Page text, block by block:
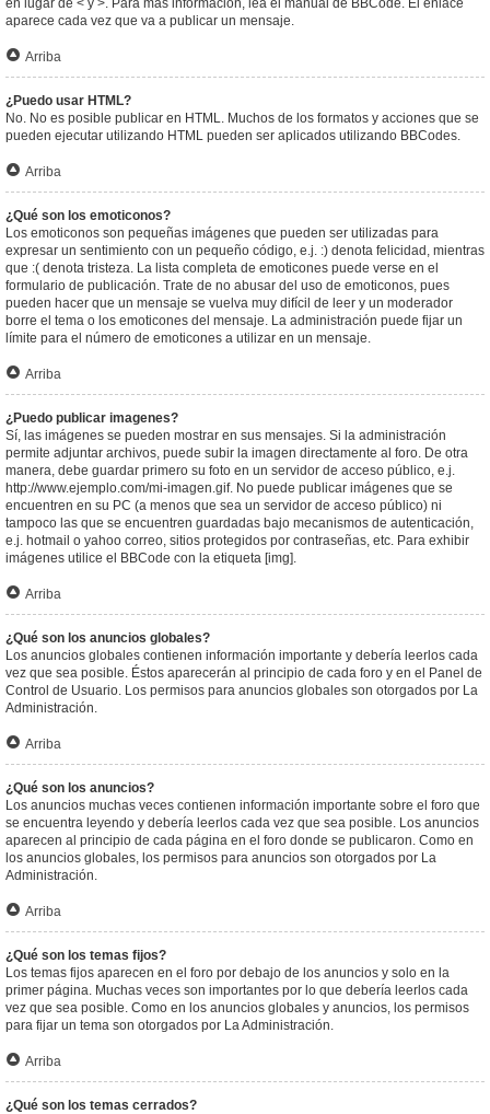
en lugar de < y >. Para más información, lea el manual de BBCode. El enlace
aparece cada vez que va a publicar un mensaje.
Arriba
¿Puedo usar HTML?
No. No es posible publicar en HTML. Muchos de los formatos y acciones que se
pueden ejecutar utilizando HTML pueden ser aplicados utilizando BBCodes.
Arriba
¿Qué son los emoticonos?
Los emoticonos son pequeñas imágenes que pueden ser utilizadas para
expresar un sentimiento con un pequeño código, e.j. :) denota felicidad, mientras
que :( denota tristeza. La lista completa de emoticones puede verse en el
formulario de publicación. Trate de no abusar del uso de emoticonos, pues
pueden hacer que un mensaje se vuelva muy difícil de leer y un moderador
borre el tema o los emoticones del mensaje. La administración puede fijar un
límite para el número de emoticones a utilizar en un mensaje.
Arriba
¿Puedo publicar imagenes?
Sí, las imágenes se pueden mostrar en sus mensajes. Si la administración
permite adjuntar archivos, puede subir la imagen directamente al foro. De otra
manera, debe guardar primero su foto en un servidor de acceso público, e.j.
http://www.ejemplo.com/mi-imagen.gif. No puede publicar imágenes que se
encuentren en su PC (a menos que sea un servidor de acceso público) ni
tampoco las que se encuentren guardadas bajo mecanismos de autenticación,
e.j. hotmail o yahoo correo, sitios protegidos por contraseñas, etc. Para exhibir
imágenes utilice el BBCode con la etiqueta [img].
Arriba
¿Qué son los anuncios globales?
Los anuncios globales contienen información importante y debería leerlos cada
vez que sea posible. Éstos aparecerán al principio de cada foro y en el Panel de
Control de Usuario. Los permisos para anuncios globales son otorgados por La
Administración.
Arriba
¿Qué son los anuncios?
Los anuncios muchas veces contienen información importante sobre el foro que
se encuentra leyendo y debería leerlos cada vez que sea posible. Los anuncios
aparecen al principio de cada página en el foro donde se publicaron. Como en
los anuncios globales, los permisos para anuncios son otorgados por La
Administración.
Arriba
¿Qué son los temas fijos?
Los temas fijos aparecen en el foro por debajo de los anuncios y solo en la
primer página. Muchas veces son importantes por lo que debería leerlos cada
vez que sea posible. Como en los anuncios globales y anuncios, los permisos
para fijar un tema son otorgados por La Administración.
Arriba
¿Qué son los temas cerrados?